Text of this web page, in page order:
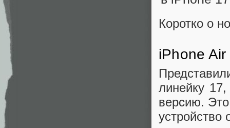
Коротко о
iPhone Air
линейку
версию.
устройство